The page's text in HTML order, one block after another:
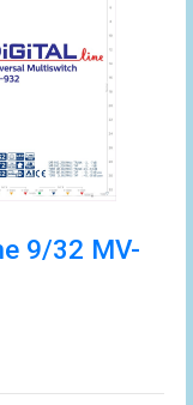
9/32 MV-